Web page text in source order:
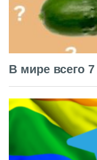
В мире всего